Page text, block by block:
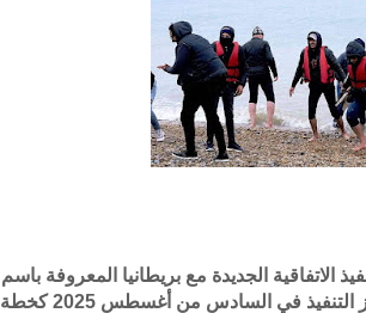
الجديدة مع بريطانيا المعروفة باسم
"واحد مقابل واحد" (One-in One-out)، والتي دخلت حيز التنفيذ في السادس من أغسطس 2025 كخطة